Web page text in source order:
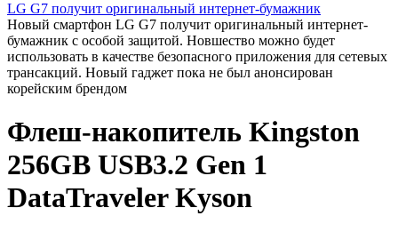
LG G7 получит оригинальный интернет-бумажник
Новый смартфон LG G7 получит оригинальный интернет-
бумажник с особой защитой. Новшество можно будет
использовать в качестве безопасного приложения для сетевых
трансакций. Новый гаджет пока не был анонсирован
корейским брендом
Флеш-накопитель Kingston
256GB USB3.2 Gen 1
DataTraveler Kyson